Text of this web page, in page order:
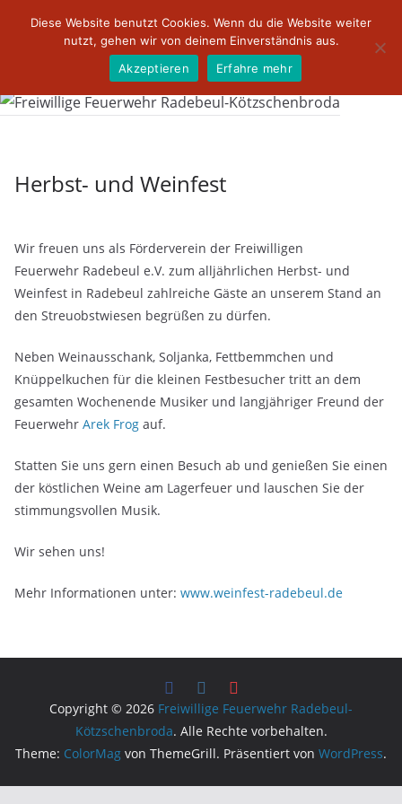
Herbst- und Weinfest
Wir freuen uns als Förderverein der Freiwilligen
Feuerwehr Radebeul e.V. zum alljährlichen Herbst- und
Weinfest in Radebeul zahlreiche Gäste an unserem Stand an
den Streuobstwiesen begrüßen zu dürfen.
Neben Weinausschank, Soljanka, Fettbemmchen und
Knüppelkuchen für die kleinen Festbesucher tritt an dem
gesamten Wochenende Musiker und langjähriger Freund der
Feuerwehr Arek Frog auf.
Statten Sie uns gern einen Besuch ab und genießen Sie einen
der köstlichen Weine am Lagerfeuer und lauschen Sie der
stimmungsvollen Musik.
Wir sehen uns!
Mehr Informationen unter: www.weinfest-radebeul.de
Copyright © 2026 Freiwillige Feuerwehr Radebeul-
Kötzschenbroda. Alle Rechte vorbehalten.
Theme: ColorMag von ThemeGrill. Präsentiert von WordPress.
Diese Website benutzt Cookies. Wenn du die Website weiter
nutzt, gehen wir von deinem Einverständnis aus.
Akzeptieren
Erfahre mehr